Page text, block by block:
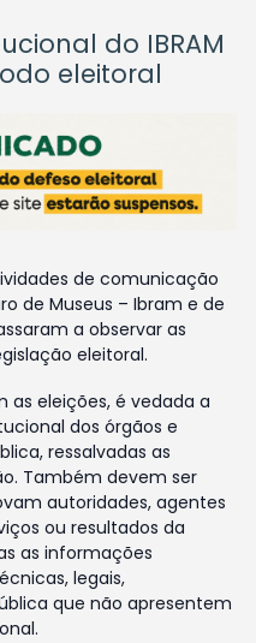
do IBRAM
eleitoral
de comunicação
de Museus – Ibram e de
a observar as
eleitoral.
as eleições, é vedada a
dos órgãos e
ressalvadas as
Também devem ser
autoridades, agentes
ou resultados da
as informações
legais,
que não apresentem